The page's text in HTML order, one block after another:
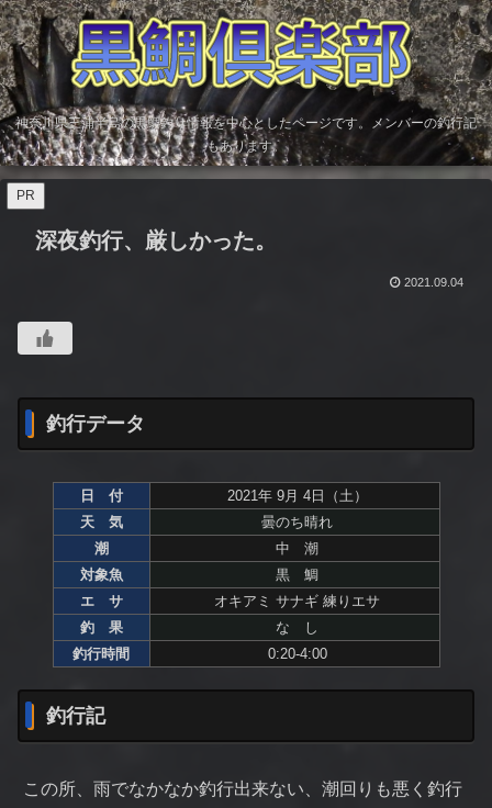
神奈川県三浦半島の黒鯛釣り情報を中心としたページです。メンバーの釣行記
もあります。
PR
深夜釣行、厳しかった。
2021.09.04
釣行データ
日 付
2021年 9月 4日（土）
天 気
曇のち晴れ
潮
中 潮
対象魚
黒 鯛
エ サ
オキアミ サナギ 練りエサ
釣 果
な し
釣行時間
0:20-4:00
釣行記
この所、雨でなかなか釣行出来ない、潮回りも悪く釣行